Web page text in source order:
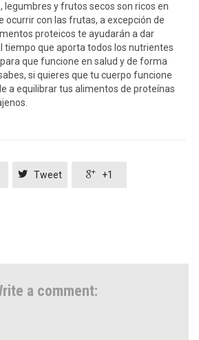
legumbres y frutos secos son ricos en
ocurrir con las frutas, a excepción de
proteicos te ayudarán a dar
tiempo que aporta todos los nutrientes
que funcione en salud y de forma
si quieres que tu cuerpo funcione
a equilibrar tus alimentos de proteínas
 Tweet  +1
a comment: